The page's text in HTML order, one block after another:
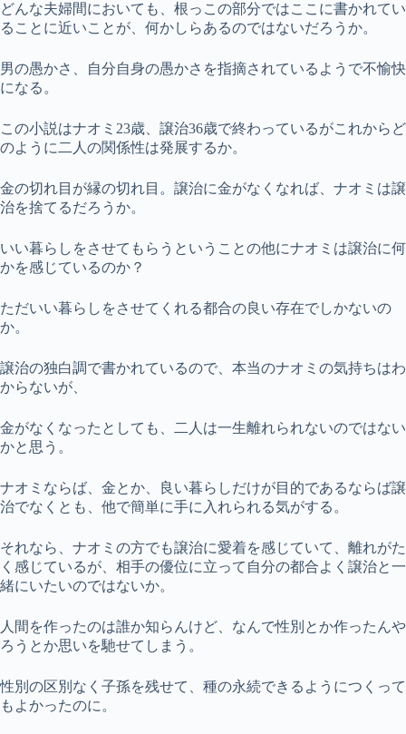
どんな夫婦間においても、根っこの部分ではここに書かれてい
ることに近いことが、何かしらあるのではないだろうか。
男の愚かさ、自分自身の愚かさを指摘されているようで不愉快
になる。
この小説はナオミ23歳、譲治36歳で終わっているがこれからど
のように二人の関係性は発展するか。
金の切れ目が縁の切れ目。譲治に金がなくなれば、ナオミは譲
治を捨てるだろうか。
いい暮らしをさせてもらうということの他にナオミは譲治に何
かを感じているのか？
ただいい暮らしをさせてくれる都合の良い存在でしかないの
か。
譲治の独白調で書かれているので、本当のナオミの気持ちはわ
からないが、
金がなくなったとしても、二人は一生離れられないのではない
かと思う。
ナオミならば、金とか、良い暮らしだけが目的であるならば譲
治でなくとも、他で簡単に手に入れられる気がする。
それなら、ナオミの方でも譲治に愛着を感じていて、離れがた
く感じているが、相手の優位に立って自分の都合よく譲治と一
緒にいたいのではないか。
人間を作ったのは誰か知らんけど、なんで性別とか作ったんや
ろうとか思いを馳せてしまう。
性別の区別なく子孫を残せて、種の永続できるようにつくって
もよかったのに。